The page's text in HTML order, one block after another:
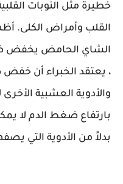
خطيرة مثل النوبات
القلب وأمراض الكلى.
الشاي الحامض يخفض
، يعتقد الخبراء أن
والأدوية العشبية
بارتفاع ضغط الدم لا
بدلاً من الأدوية التي